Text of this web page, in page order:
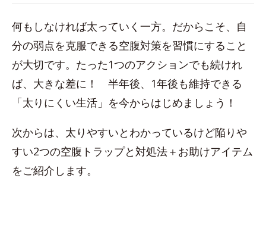
何もしなければ太っていく一方。だからこそ、自
分の弱点を克服できる空腹対策を習慣にすること
が大切です。たった1つのアクションでも続けれ
ば、大きな差に！ 半年後、1年後も維持できる
「太りにくい生活」を今からはじめましょう！
次からは、太りやすいとわかっているけど陥りや
すい2つの空腹トラップと対処法＋お助けアイテム
をご紹介します。